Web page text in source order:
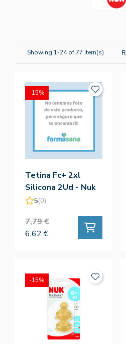
Showing 1-24 of 77 item(s)
Tetina Fc+ 2xl
Silicona 2Ud - Nuk
5(0)
7,79 €
6,62 €
-15%
-15%